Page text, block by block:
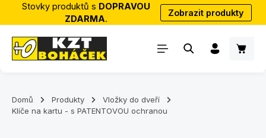
Přejít na hlavní obsah
Stovky produktů s DOPRAVOU
ZDARMA.
Zobrazit produkty
Domů Produkty
Vložky do dveří
Klíče na kartu - s PATENTOVOU ochranou